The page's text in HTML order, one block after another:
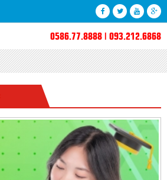
0586.77.8888 | 093.212.6868